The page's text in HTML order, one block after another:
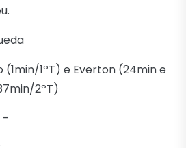
(1min/1ºT) e Everton (24min e
2ºT)
–